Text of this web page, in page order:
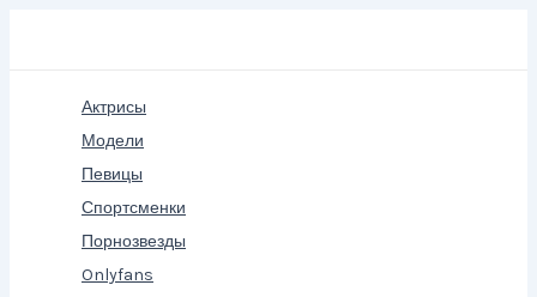
Актрисы
Модели
Певицы
Спортсменки
Порнозвезды
Onlyfans